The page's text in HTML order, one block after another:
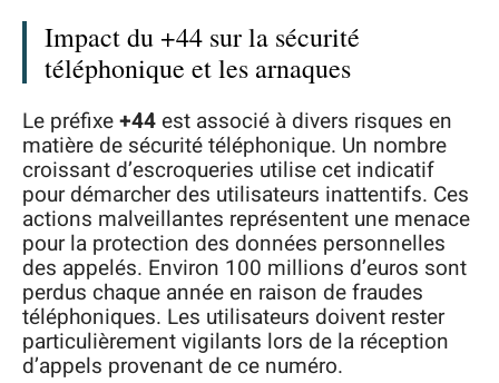
Impact du +44 sur la sécurité
téléphonique et les arnaques
Le préfixe+44est associé à divers risques en
matière de sécurité téléphonique. Un nombre
croissant d’escroqueries utilise cet indicatif
pour démarcher des utilisateurs inattentifs. Ces
actions malveillantes représentent une menace
pour la protection des données personnelles
des appelés. Environ 100 millions d’euros sont
perdus chaque année en raison de fraudes
téléphoniques. Les utilisateurs doivent rester
particulièrement vigilants lors de la réception
d’appels provenant de ce numéro.